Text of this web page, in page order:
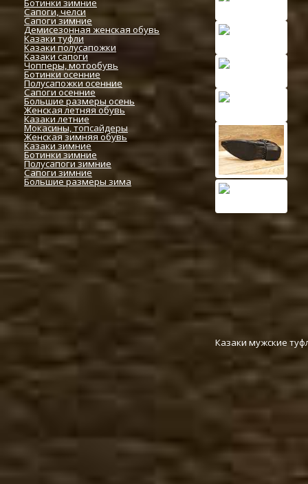
Ботинки зимние
Сапоги, челси
Сапоги зимние
Демисезонная женская обувь
Казаки туфли
Казаки полусапожки
Казаки сапоги
Чопперы, мотообувь
Ботинки осенние
Полусапожки осенние
Сапоги осенние
Большие размеры осень
Женская летняя обувь
Казаки летние
Мокасины, топсайдеры
Женская зимняя обувь
Казаки зимние
Ботинки зимние
Полусапоги зимние
Сапоги зимние
Большие размеры зима
Казаки мужские